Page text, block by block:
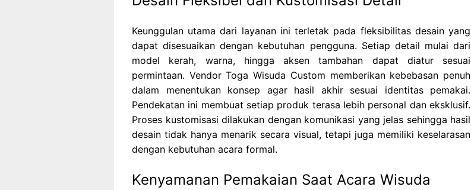
Keunggulan utama dari layanan ini terletak pada fleksibilitas desain yang
dapat disesuaikan dengan kebutuhan pengguna. Setiap detail mulai dari
model kerah, warna, hingga aksen tambahan dapat diatur sesuai
permintaan. Vendor Toga Wisuda Custom memberikan kebebasan penuh
dalam menentukan konsep agar hasil akhir sesuai identitas pemakai.
Pendekatan ini membuat setiap produk terasa lebih personal dan eksklusif.
Proses kustomisasi dilakukan dengan komunikasi yang jelas sehingga hasil
desain tidak hanya menarik secara visual, tetapi juga memiliki keselarasan
dengan kebutuhan acara formal.
Kenyamanan Pemakaian Saat Acara Wisuda